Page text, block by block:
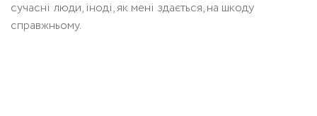
сучасні люди, іноді, як мені здається, на шкоду
справжньому.